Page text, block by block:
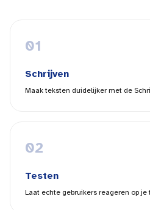
01
Schrijven
Maak teksten duidelijker met de
02
Testen
Laat echte gebruikers reageren op je